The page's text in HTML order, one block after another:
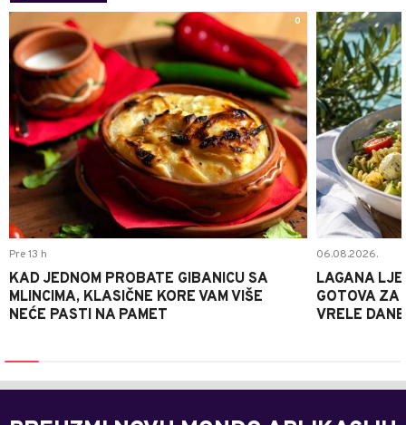
0
Pre 13 h
KAD JEDNOM PROBATE GIBANICU SA
MLINCIMA, KLASIČNE KORE VAM VIŠE
NEĆE PASTI NA PAMET
06.08.2026.
LAGANA
GOTOVA ZA
VRELE DANE